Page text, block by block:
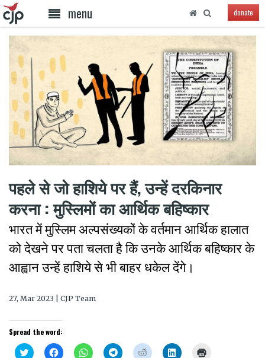
menu donate
पहले से जो हाशिये पर हैं, उन्हें दरकिनार
करना : मुस्लिमों का आर्थिक बहिष्कार
भारत में मुस्लिम अल्पसंख्यकों के वर्तमान आर्थिक हालात
को देखने पर पता चलता है कि उनके आर्थिक बहिष्कार के
आह्वान उन्हें हाशिये से भी बाहर धकेल देंगे।
27, Mar 2023 | CJP Team
Spread the word:
Click Click Click Click Click Click